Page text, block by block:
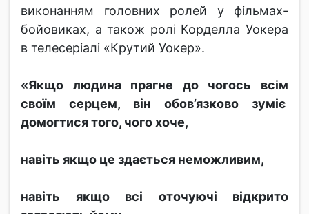
виконанням головних ролей у фільмах-
бойовиках, а також ролі Корделла Уокера
в телесеріалі «Крутий Уокер».
«Якщо людина прагне до чогось всім
своїм серцем, він обов’язково зуміє
домогтися того, чого хоче,
навіть якщо це здається неможливим,
навіть якщо всі оточуючі відкрито